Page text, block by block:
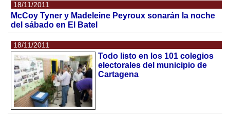
18/11/2011
McCoy Tyner y Madeleine Peyroux sonarán la noche
del sábado en El Batel
18/11/2011
Todo listo en los 101 colegios
electorales del municipio de
Cartagena